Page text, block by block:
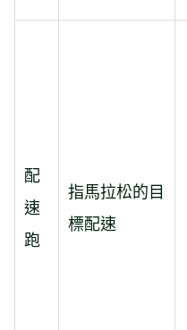
配
速
跑
指馬拉松的目
標配速